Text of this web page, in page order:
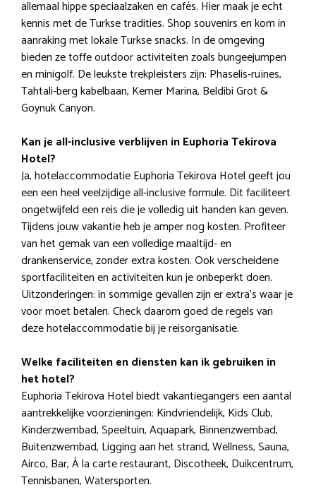
allemaal hippe speciaalzaken en cafés. Hier maak je echt
kennis met de Turkse tradities. Shop souvenirs en kom in
aanraking met lokale Turkse snacks. In de omgeving
bieden ze toffe outdoor activiteiten zoals bungeejumpen
en minigolf. De leukste trekpleisters zijn: Phaselis-ruïnes,
Tahtali-berg kabelbaan, Kemer Marina, Beldibi Grot &
Goynuk Canyon.
Kan je all-inclusive verblijven in Euphoria Tekirova
Hotel?
Ja, hotelaccommodatie Euphoria Tekirova Hotel geeft jou
een een heel veelzijdige all-inclusive formule. Dit faciliteert
ongetwijfeld een reis die je volledig uit handen kan geven.
Tijdens jouw vakantie heb je amper nog kosten. Profiteer
van het gemak van een volledige maaltijd- en
drankenservice, zonder extra kosten. Ook verscheidene
sportfaciliteiten en activiteiten kun je onbeperkt doen.
Uitzonderingen: in sommige gevallen zijn er extra’s waar je
voor moet betalen. Check daarom goed de regels van
deze hotelaccommodatie bij je reisorganisatie.
Welke faciliteiten en diensten kan ik gebruiken in
het hotel?
Euphoria Tekirova Hotel biedt vakantiegangers een aantal
aantrekkelijke voorzieningen: Kindvriendelijk, Kids Club,
Kinderzwembad, Speeltuin, Aquapark, Binnenzwembad,
Buitenzwembad, Ligging aan het strand, Wellness, Sauna,
Airco, Bar, À la carte restaurant, Discotheek, Duikcentrum,
Tennisbanen, Watersporten.